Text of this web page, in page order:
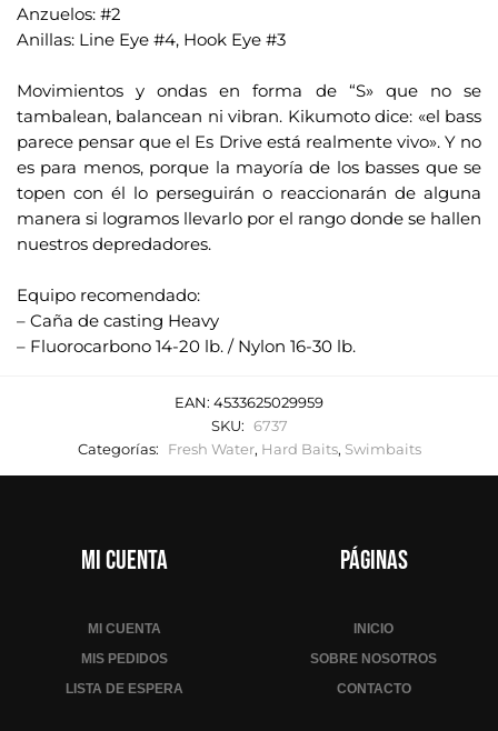
Anzuelos: #2
Anillas: Line Eye #4, Hook Eye #3
Movimientos y ondas en forma de “S» que no se
tambalean, balancean ni vibran. Kikumoto dice: «el bass
parece pensar que el Es Drive está realmente vivo». Y no
es para menos, porque la mayoría de los basses que se
topen con él lo perseguirán o reaccionarán de alguna
manera si logramos llevarlo por el rango donde se hallen
nuestros depredadores.
Equipo recomendado:
– Caña de casting Heavy
– Fluorocarbono 14-20 lb. / Nylon 16-30 lb.
EAN: 4533625029959
SKU: 6737
Categorías:
Fresh Water, Hard Baits, Swimbaits
Mi cuenta
MI CUENTA
MIS PEDIDOS
LISTA DE ESPERA
Páginas
INICIO
SOBRE NOSOTROS
CONTACTO